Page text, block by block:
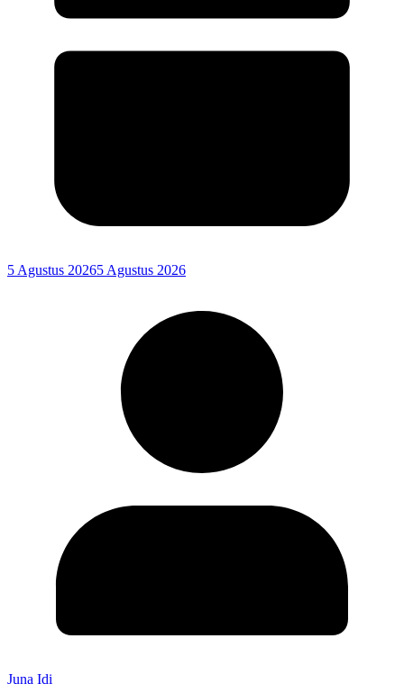
5 Agustus 20265 Agustus 2026
Juna Idi